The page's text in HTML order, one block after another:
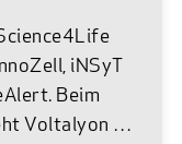
iNSyT
Beim